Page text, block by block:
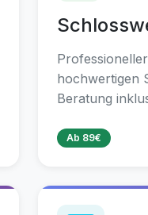
hochwertigen
Beratung
Ab 89€